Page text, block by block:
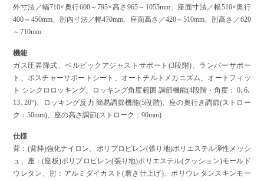
外寸法／幅710×奥行600～795×高さ965～1055mm、座面寸法／幅510×奥行
400～450mm、肘内寸法／幅470mm、座面高さ／420～510mm、肘高さ／620
～710mm
機能
ガス圧昇降式、ペルビックアジャストサポート(3段階)、ランバーサポー
ト、ポスチャーサポートシート、オートチルトメカニズム、オートフィッ
ト シンクロロッキング、ロッキング角度範囲 調節機能(4段階・角度： 0､6､
13､20°)、ロッキング反力 簡易調節機能(5段階)、座の奥行き調節(ストロー
ク：50mm)、座の高さ調節(ストローク：90mm)
仕様
背：(背枠)強化ナイロン、ポリプロピレン(張り地)ポリエステル弾性メッシ
ュ、座：(座板)ポリプロピレン(張り地)ポリエステル(クッション)モールド
ウレタン、肘：アルミダイカスト(磨き仕上げ)、ポリウレタンスキンモー